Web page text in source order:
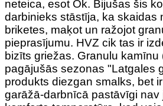
neteica, esot Ok. Bijušas šis
darbinieks stāstīja, ka skaidas
briketes, maķot un ražojot
pieprasījumu. HVZ cik tas ir
bizīts griežas. Granulu kamīnu
pagājušās sezonas "Latgales
produkts diezgan smalks, bet
garāžā-darbnīcā pastāvīgi nav